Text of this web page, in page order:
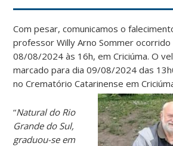
Com pesar, comunicamos o
professor Willy Arno Sommer ocorrido
08/08/2024 às 16h, em Criciúma. O
marcado para dia 09/08/2024 das
no Crematório Catarinense em
“Natural do Rio
Grande do Sul,
graduou-se em